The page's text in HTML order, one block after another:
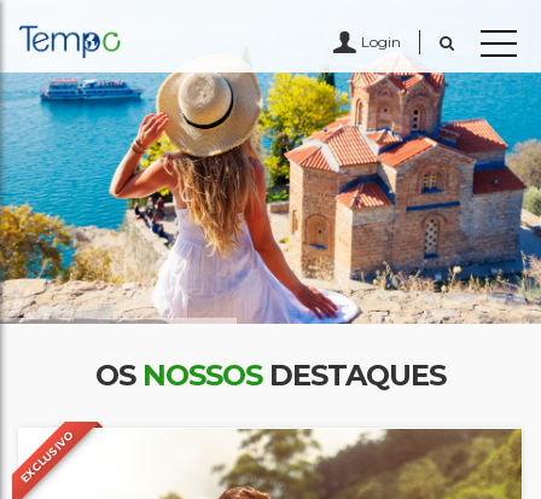
Login
OS NOSSOSDESTAQUES
EXCLUSIVO